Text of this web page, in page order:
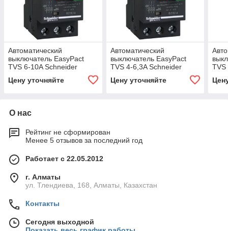
Автоматический
выключатель EasyPact
TVS 6-10A Schneider
Цену уточняйте
Автоматический
выключатель EasyPact
TVS 4-6,3A Schneider
Цену уточняйте
TVS
О нас
Рейтинг не сформирован
Менее 5 отзывов за последний год
Работает с 22.05.2012
г. Алматы
ул. Тлендиева, 168, Алматы, Казахстан
Контакты
Сегодня выходной